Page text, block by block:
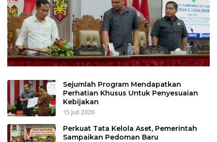
Sejumlah Program Mendapatkan
Perhatian Khusus Untuk Penyesuaian
Kebijakan
15 Juli 2026
Perkuat Tata Kelola Aset, Pemerintah
Sampaikan Pedoman Baru